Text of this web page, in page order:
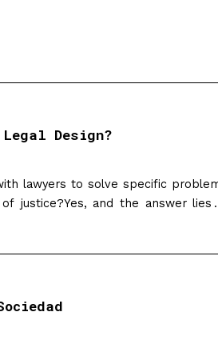
Design?
lawyers to solve specific
justice?Yes, and the answer lies
Thinking applied to Law. To
will address…